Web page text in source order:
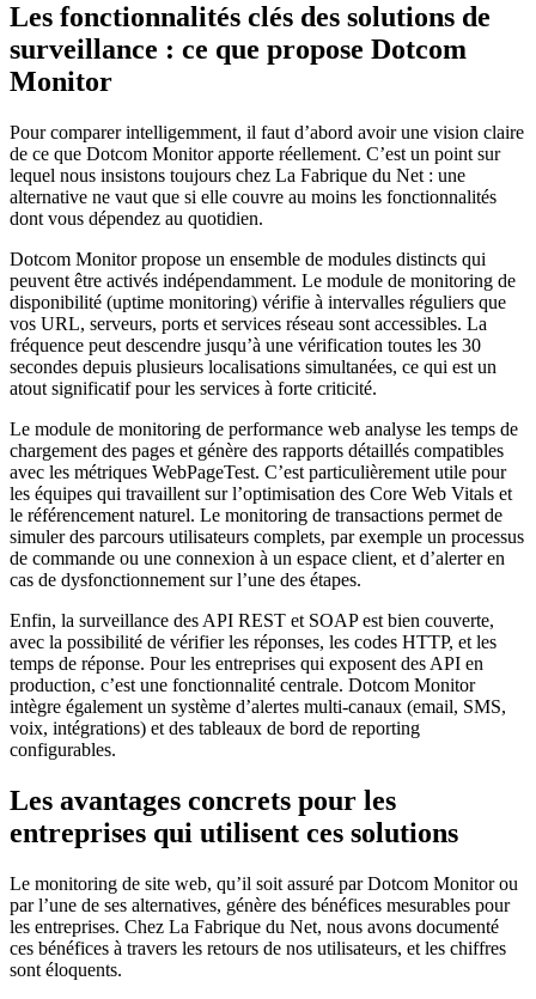
Les fonctionnalités clés des solutions de
surveillance : ce que propose Dotcom
Monitor
Pour comparer intelligemment, il faut d’abord avoir une vision claire
de ce que Dotcom Monitor apporte réellement. C’est un point sur
lequel nous insistons toujours chez La Fabrique du Net : une
alternative ne vaut que si elle couvre au moins les fonctionnalités
dont vous dépendez au quotidien.
Dotcom Monitor propose un ensemble de modules distincts qui
peuvent être activés indépendamment. Le module de monitoring de
disponibilité (uptime monitoring) vérifie à intervalles réguliers que
vos URL, serveurs, ports et services réseau sont accessibles. La
fréquence peut descendre jusqu’à une vérification toutes les 30
secondes depuis plusieurs localisations simultanées, ce qui est un
atout significatif pour les services à forte criticité.
Le module de monitoring de performance web analyse les temps de
chargement des pages et génère des rapports détaillés compatibles
avec les métriques WebPageTest. C’est particulièrement utile pour
les équipes qui travaillent sur l’optimisation des Core Web Vitals et
le référencement naturel. Le monitoring de transactions permet de
simuler des parcours utilisateurs complets, par exemple un processus
de commande ou une connexion à un espace client, et d’alerter en
cas de dysfonctionnement sur l’une des étapes.
Enfin, la surveillance des API REST et SOAP est bien couverte,
avec la possibilité de vérifier les réponses, les codes HTTP, et les
temps de réponse. Pour les entreprises qui exposent des API en
production, c’est une fonctionnalité centrale. Dotcom Monitor
intègre également un système d’alertes multi-canaux (email, SMS,
voix, intégrations) et des tableaux de bord de reporting
configurables.
Les avantages concrets pour les
entreprises qui utilisent ces solutions
Le monitoring de site web, qu’il soit assuré par Dotcom Monitor ou
par l’une de ses alternatives, génère des bénéfices mesurables pour
les entreprises. Chez La Fabrique du Net, nous avons documenté
ces bénéfices à travers les retours de nos utilisateurs, et les chiffres
sont éloquents.